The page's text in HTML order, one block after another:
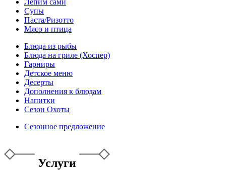
Супы
Паста/Ризотто
Мясо и птица
Блюда из рыбы
Блюда на гриле (Хоспер)
Гарниры
Детское меню
Десерты
Дополнения к блюдам
Напитки
Сезон Охоты
Сезонное предложение
Услуги